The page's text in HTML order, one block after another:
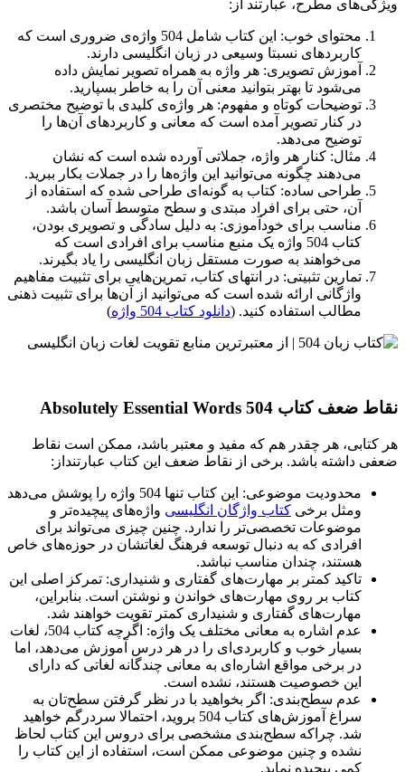
ویژگی‌های مطرح، عبارتند از:
محتوای خوب: این کتاب شامل 504 واژه‌ی ضروری است که
کاربردهای نسبتا وسیعی در زبان انگلیسی دارند.
آموزش تصویری: هر واژه به همراه تصویر نمایش داده
می‌شود تا بهتر بتوانید معنی آن را به خاطر بسپارید.
توضیحات کوتاه و مفهوم: هر واژه‌ی کلیدی با توضیح مختصری
در کنار تصویر آمده است که معانی و کاربردهای آن‌ها را
توضیح می‌دهد.
مثال: کنار هر واژه، جملاتی آورده شده است که نشان
می‌دهند چگونه می‌توانید این واژه‌ها را در جملات بکار ببرید.
طراحی ساده: کتاب به گونه‌ای طراحی شده که استفاده از
آن، حتی برای افراد مبتدی و سطح متوسط آسان باشد.
مناسب برای خودآموزی: به دلیل سادگی و تصویری بودن،
کتاب 504 واژه یک منبع مناسب برای افرادی است که
می‌خواهند به صورت مستقل زبان انگلیسی را یاد بگیرند.
تمارین تثبیتی: در انتهای کتاب، تمرین‌هایی برای تثبیت مفاهیم
واژگانی ارائه شده است که می‌توانید از آن‌ها برای تثبیت ذهنی
مطالب استفاده کنید. (دانلود کتاب 504 واژه )
نقاط ضعف کتاب 504 Absolutely Essential Words
هر کتابی، هر چقدر هم که مفید و معتبر باشد، ممکن است نقاط
ضعفی داشته باشد. برخی از نقاط ضعف این کتاب عبارتنداز:
محدودیت موضوعی: این کتاب تنها 504 واژه‌ را پوشش می‌دهد
ومثل برخی کتاب واژگان انگلیسی واژه‌های پیچیده‌تر و
موضوعات تخصصی‌تر را ندارد. چنین چیزی می‌تواند برای
افرادی که به دنبال توسعه فرهنگ لغاتشان در حوزه‌های خاص
هستند، چندان مناسب نباشد.
تاکید کمتر بر مهارت‌های گفتاری و شنیداری: تمرکز اصلی این
کتاب بر روی مهارت‌های خواندن و نوشتن است. بنابراین،
مهارت‌های گفتاری و شنیداری کمتر تقویت خواهند شد.
عدم اشاره به معانی مختلف یک واژه: اگرچه کتاب 504، لغات
بسیار خوب و کاربردی‌ای را در هر درس آموزش می‌دهد، اما
در برخی مواقع اشاره‌ای به معانی چندگانه لغاتی که دارای
این خصوصیت هستند، نشده است.
عدم سطح‌بندی: اگر بخواهید با در نظر گرفتن سطح‌تان به
سراغ آموزش‌های کتاب 504 بروید، احتمالا سردرگم خواهید
شد. چراکه سطح‌بندی مشخصی برای دروس این کتاب لحاظ
نشده و چنین موضوعی ممکن است، استفاده از این کتاب را
کمی پیچیده نماید.